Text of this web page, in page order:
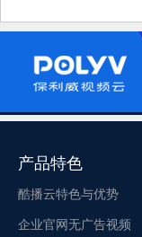
产品特色
酷播云特色与优势
企业官网无广告视频